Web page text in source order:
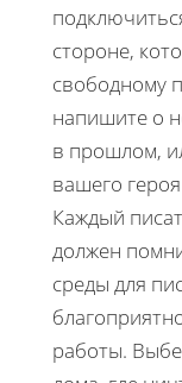
стороне,
свободному
напишите о
в прошлом,
вашего
Каждый
должен
среды для
работы.